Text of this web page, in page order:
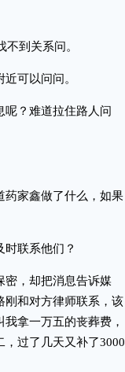
到关系问。
可以问问。
？难道拉住路人问
家鑫做了什么，如果
联系他们？
，却把消息告诉媒
刚和对方律师联系，该
拿一万五的丧葬费，
过了几天又补了3000